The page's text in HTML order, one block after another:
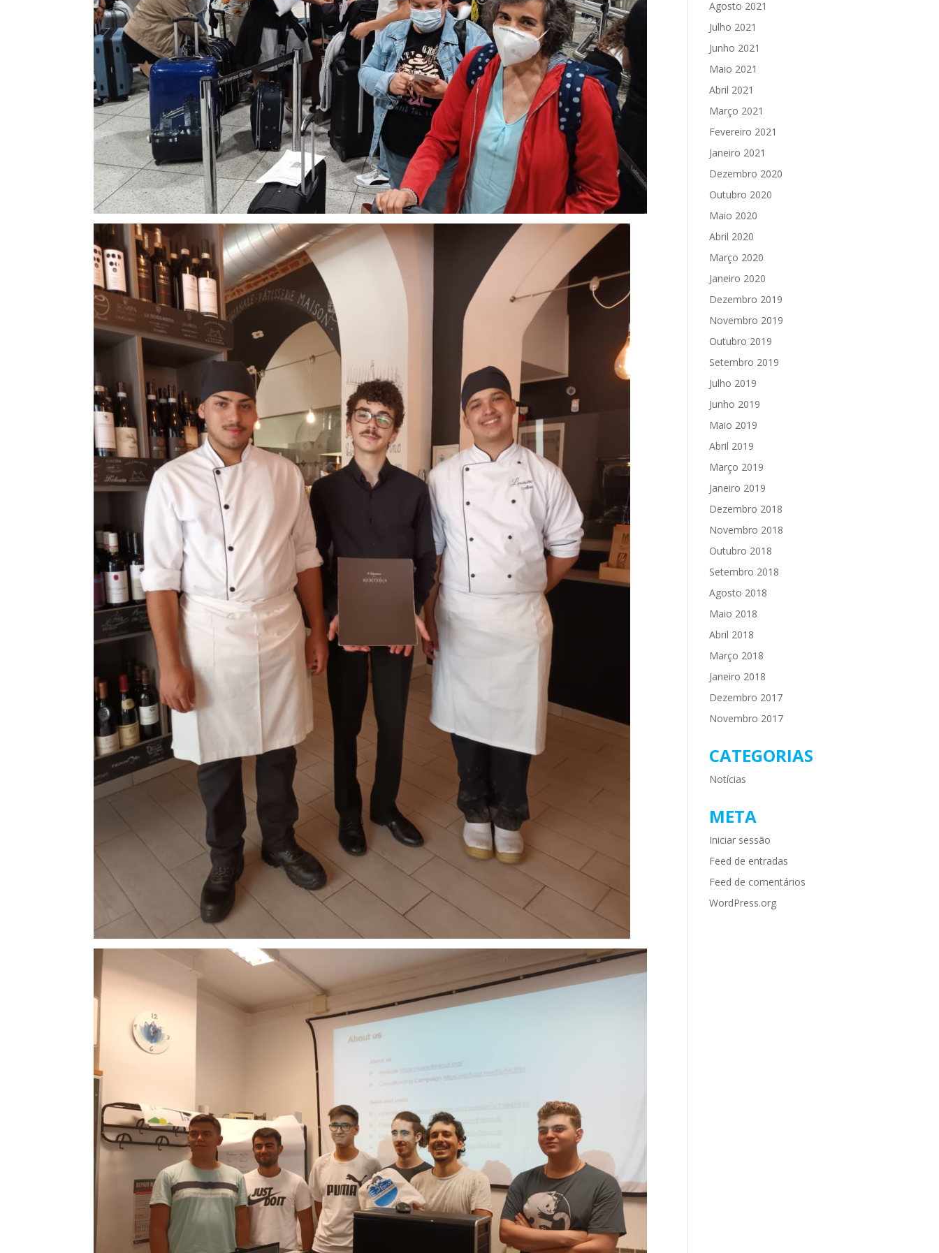
Agosto 2021
Julho 2021
Junho 2021
Maio 2021
Abril 2021
Março 2021
Fevereiro 2021
Janeiro 2021
Dezembro 2020
Outubro 2020
Maio 2020
Abril 2020
Março 2020
Janeiro 2020
Dezembro 2019
Novembro 2019
Outubro 2019
Setembro 2019
Julho 2019
Junho 2019
Maio 2019
Abril 2019
Março 2019
Janeiro 2019
Dezembro 2018
Novembro 2018
Outubro 2018
Setembro 2018
Agosto 2018
Maio 2018
Abril 2018
Março 2018
Janeiro 2018
Dezembro 2017
Novembro 2017
CATEGORIAS
Notícias
META
Iniciar sessão
Feed de entradas
Feed de comentários
WordPress.org